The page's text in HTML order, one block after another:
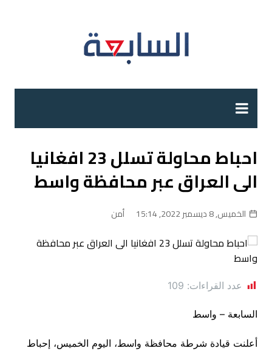
احباط محاولة تسلل 23 افغانيا
الى العراق عبر محافظة واسط
الخميس, 8 ديسمبر 2022, 15:14 أمن
عدد القراءات: 109
السابعة – واسط
أعلنت قيادة شرطة محافظة واسط، اليوم الخميس، إحباط